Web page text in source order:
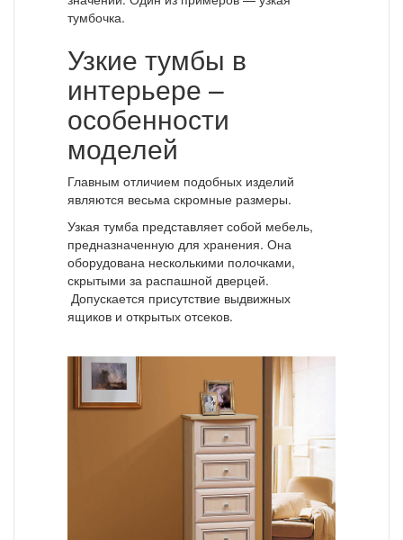
тумбочка.
Узкие тумбы в
интерьере –
особенности
моделей
Главным отличием подобных изделий
являются весьма скромные размеры.
Узкая тумба представляет собой мебель,
предназначенную для хранения. Она
оборудована несколькими полочками,
скрытыми за распашной дверцей.
Допускается присутствие выдвижных
ящиков и открытых отсеков.